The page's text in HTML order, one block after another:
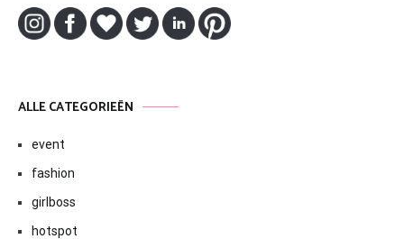
ALLE CATEGORIEËN
event
fashion
girlboss
hotspot